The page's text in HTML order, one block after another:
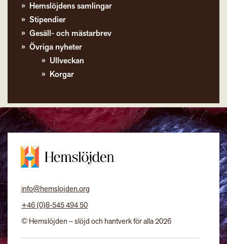
Hemslöjdens samlingar
Stipendier
Gesäll- och mästarbrev
Övriga nyheter
Ullveckan
Korgar
info@hemslojden.org
+46 (0)8-545 494 50
© Hemslöjden – slöjd och hantverk för alla 2026